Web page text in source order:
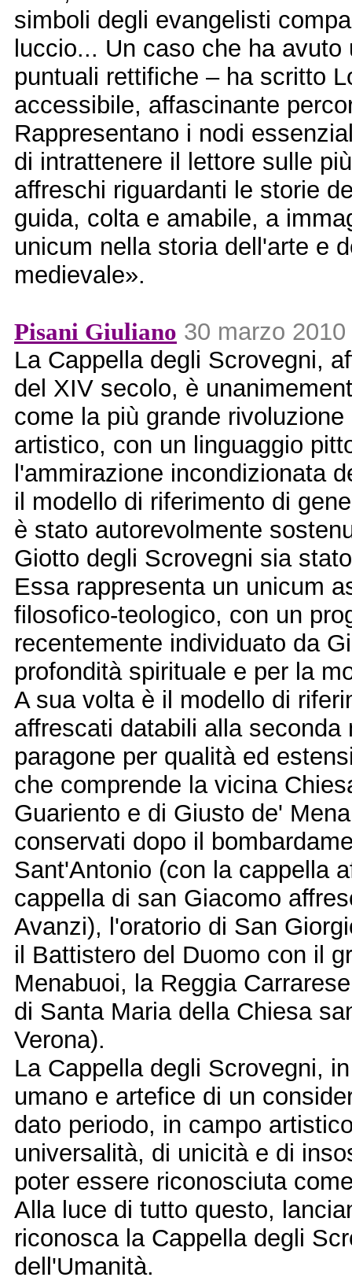
simboli degli evangelisti
luccio... Un caso che ha
puntuali rettifiche – ha scritto
accessibile, affascinante
Rappresentano i nodi
di intrattenere il lettore sulle
affreschi riguardanti le storie
guida, colta e amabile, a
unicum nella storia dell'arte e
medievale».
Pisani Giuliano 30 marzo
La Cappella degli Scrovegni,
del XIV secolo, è
come la più grande
artistico, con un linguaggio
l'ammirazione incondizionata
il modello di riferimento di
è stato autorevolmente
Giotto degli Scrovegni sia
Essa rappresenta un unicum
filosofico-teologico, con un
recentemente individuato da
profondità spirituale e per la
A sua volta è il modello di
affrescati databili alla
paragone per qualità ed
che comprende la vicina
Guariento e di Giusto de'
conservati dopo il
Sant'Antonio (con la cappella
cappella di san Giacomo
Avanzi), l'oratorio di San
il Battistero del Duomo con il
Menabuoi, la Reggia
di Santa Maria della Chiesa
Verona).
La Cappella degli Scrovegni,
umano e artefice di un
dato periodo, in campo
universalità, di unicità e di
poter essere riconosciuta
Alla luce di tutto questo,
riconosca la Cappella degli
dell'Umanità.